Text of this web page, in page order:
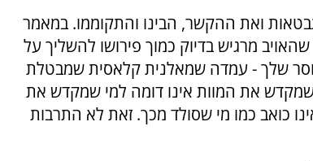
ואת ההקשר, הבינו והתקוממו. במאמר
מרגיש בדיוק כמוך פירושו להשליך על
שלך - עמדה שמאלנית קלאסית שמבטלת
שמקדש את המוות אינו דומה למי שמקדש את
כואב כמו מי שסולד מכך. זאת לא התרבות